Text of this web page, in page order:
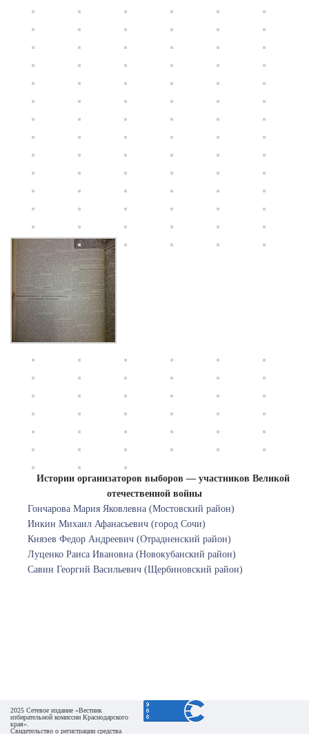
Истории организаторов выборов — участников Великой
отечественной войны
Гончарова Мария Яковлевна (Мостовский район)
Инкин Михаил Афанасьевич (город Сочи)
Князев Федор Андреевич (Отрадненский район)
Луценко Раиса Ивановна (Новокубанский район)
Савин Георгий Васильевич (Щербиновский район)
2025 Сетевое издание «Вестник
избирательной комиссии Краснодарского
края».
Свидетельство о регистрации средства